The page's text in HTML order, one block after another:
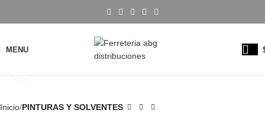
MENU
Inicio PINTURAS Y SOLVENTES